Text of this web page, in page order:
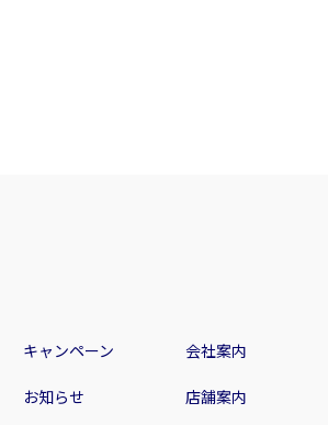
キャンペーン
お知らせ
会社案内
店舗案内